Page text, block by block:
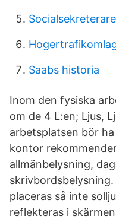
Saabs historia
Inom den fysiska
om de 4 L:en; Ljus,
arbetsplatsen bör
kontor
allmänbelysning,
placeras så inte
reflekteras i